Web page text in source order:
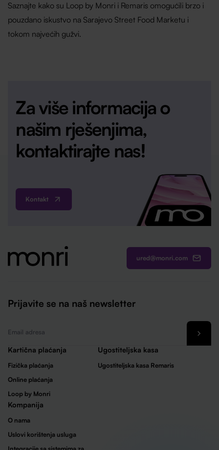
Saznajte kako su Loop by Monri i Remaris omogućili brzo i
pouzdano iskustvo na Sarajevo Street Food Marketu i
tokom najvećih gužvi.
Za više informacija o
našim rješenjima,
kontaktirajte nas!
Kontakt
ured@monri.com
Prijavite se na naš newsletter
Kartična plaćanja
Fizička plaćanja
Online plaćanja
Loop by Monri
Ugostiteljska kasa
Ugostiteljska kasa Remaris
Kompanija
O nama
Uslovi korištenja usluga